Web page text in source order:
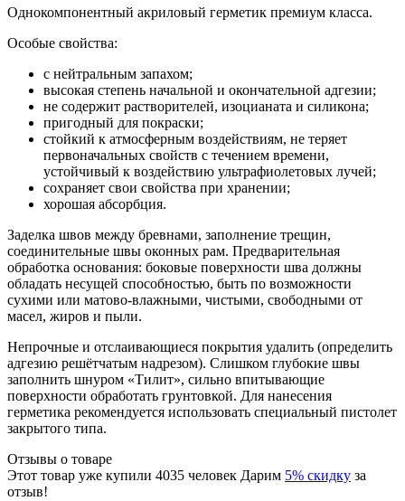
Однокомпонентный акриловый герметик премиум класса.
Особые свойства:
с нейтральным запахом;
высокая степень начальной и окончательной адгезии;
не содержит растворителей, изоцианата и силикона;
пригодный для покраски;
стойкий к атмосферным воздействиям, не теряет
первоначальных свойств с течением времени,
устойчивый к воздействию ультрафиолетовых лучей;
сохраняет свои свойства при хранении;
хорошая абсорбция.
Заделка швов между бревнами, заполнение трещин,
соединительные швы оконных рам. Предварительная
обработка основания: боковые поверхности шва должны
обладать несущей способностью, быть по возможности
сухими или матово-влажными, чистыми, свободными от
масел, жиров и пыли.
Непрочные и отслаивающиеся покрытия удалить (определить
адгезию решётчатым надрезом). Слишком глубокие швы
заполнить шнуром «Тилит», сильно впитывающие
поверхности обработать грунтовкой. Для нанесения
герметика рекомендуется использовать специальный пистолет
закрытого типа.
Отзывы о товаре
Этот товар уже купили 4035 человек Дарим 5% скидку за
отзыв!